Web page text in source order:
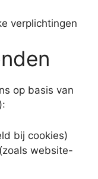
verplichtingen
op basis van
bij cookies)
website-